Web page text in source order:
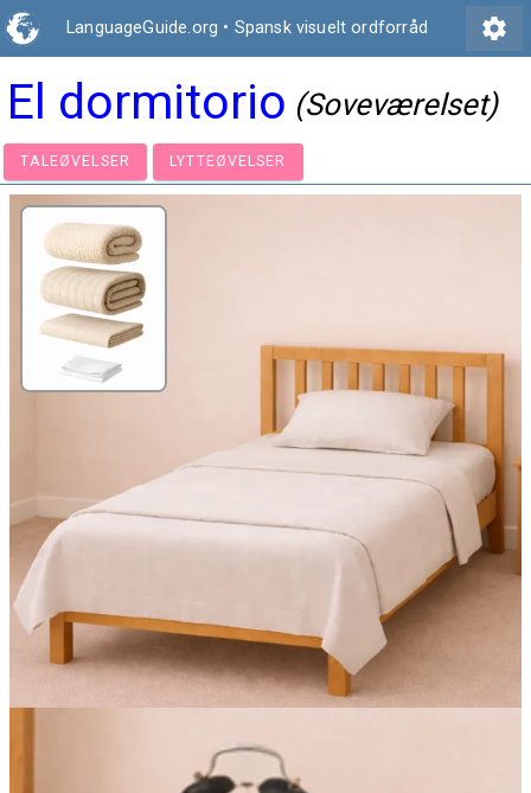
LanguageGuide.org • Spansk visuelt ordforråd settings
El dormitorio (Soveværelset)
TALEØVELSER LYTTEØVELSER